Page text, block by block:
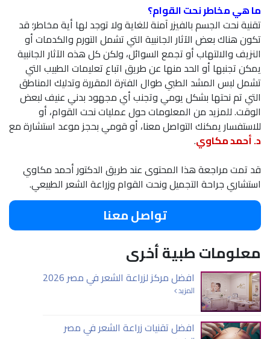
ما هي مخاطر نحت القوام؟
تقنية نحت الجسم بالفيزر آمنة للغاية ولا توجد لها أية مخاطر؛ قد
تكون هناك بعض الآثار الجانبية التي تشمل التورم والكدمات أو
النزيف والالتهاب أو تجمع السوائل، ولكن كل هذه الآثار الجانبية
يمكن تجنبها أو الحد منها عن طريق اتباع تعليمات الطبيب التي
تشمل لبس المشد الطبي طوال الفترة المقررة وتدليك المناطق
التي تم نحتها بشكل يومي وتجنب أي مجهود بدني عنيف لبعض
الوقت. للمزيد من المعلومات حول عمليات نحت القوام، أو
للاستفسار يمكنك التواصل معنا، أو قومي بحجز موعد استشارة مع
د. أحمد مكاوي.
قد تمت مراجعة هذا المحتوى عند طريق الدكتور أحمد مكاوي
استشاري جراحة التجميل ونحت القوام وزراعة الشعر الطبيعي.
تواصل معنا
معلومات طبية أخرى
افضل مركز لزراعة الشعر في مصر 2026
المزيد
افضل تقنيات زراعة الشعر في مصر